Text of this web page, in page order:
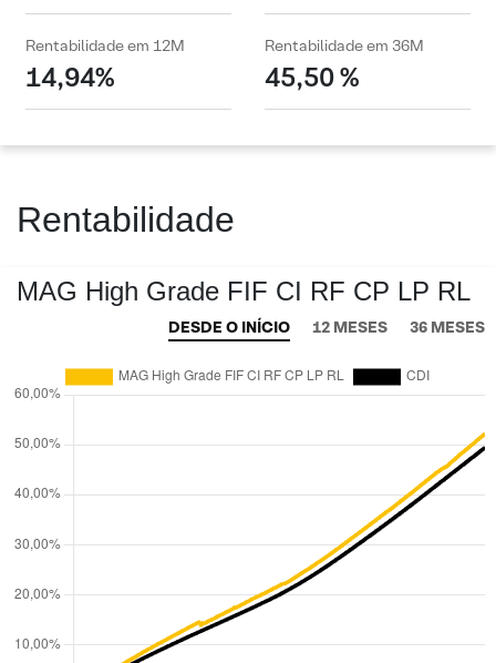
Rentabilidade em 12M
14,94%
Rentabilidade em 36M
45,50 %
Rentabilidade
MAG High Grade FIF CI RF CP LP RL
DESDE O INÍCIO 12 MESES 36 MESES